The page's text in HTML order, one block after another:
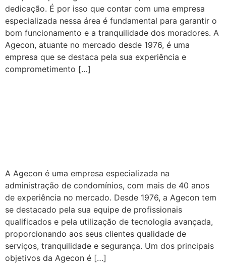
dedicação. É por isso que contar com uma empresa
especializada nessa área é fundamental para garantir o
bom funcionamento e a tranquilidade dos moradores. A
Agecon, atuante no mercado desde 1976, é uma
empresa que se destaca pela sua experiência e
comprometimento […]
A Agecon é uma empresa especializada na
administração de condomínios, com mais de 40 anos
de experiência no mercado. Desde 1976, a Agecon tem
se destacado pela sua equipe de profissionais
qualificados e pela utilização de tecnologia avançada,
proporcionando aos seus clientes qualidade de
serviços, tranquilidade e segurança. Um dos principais
objetivos da Agecon é […]